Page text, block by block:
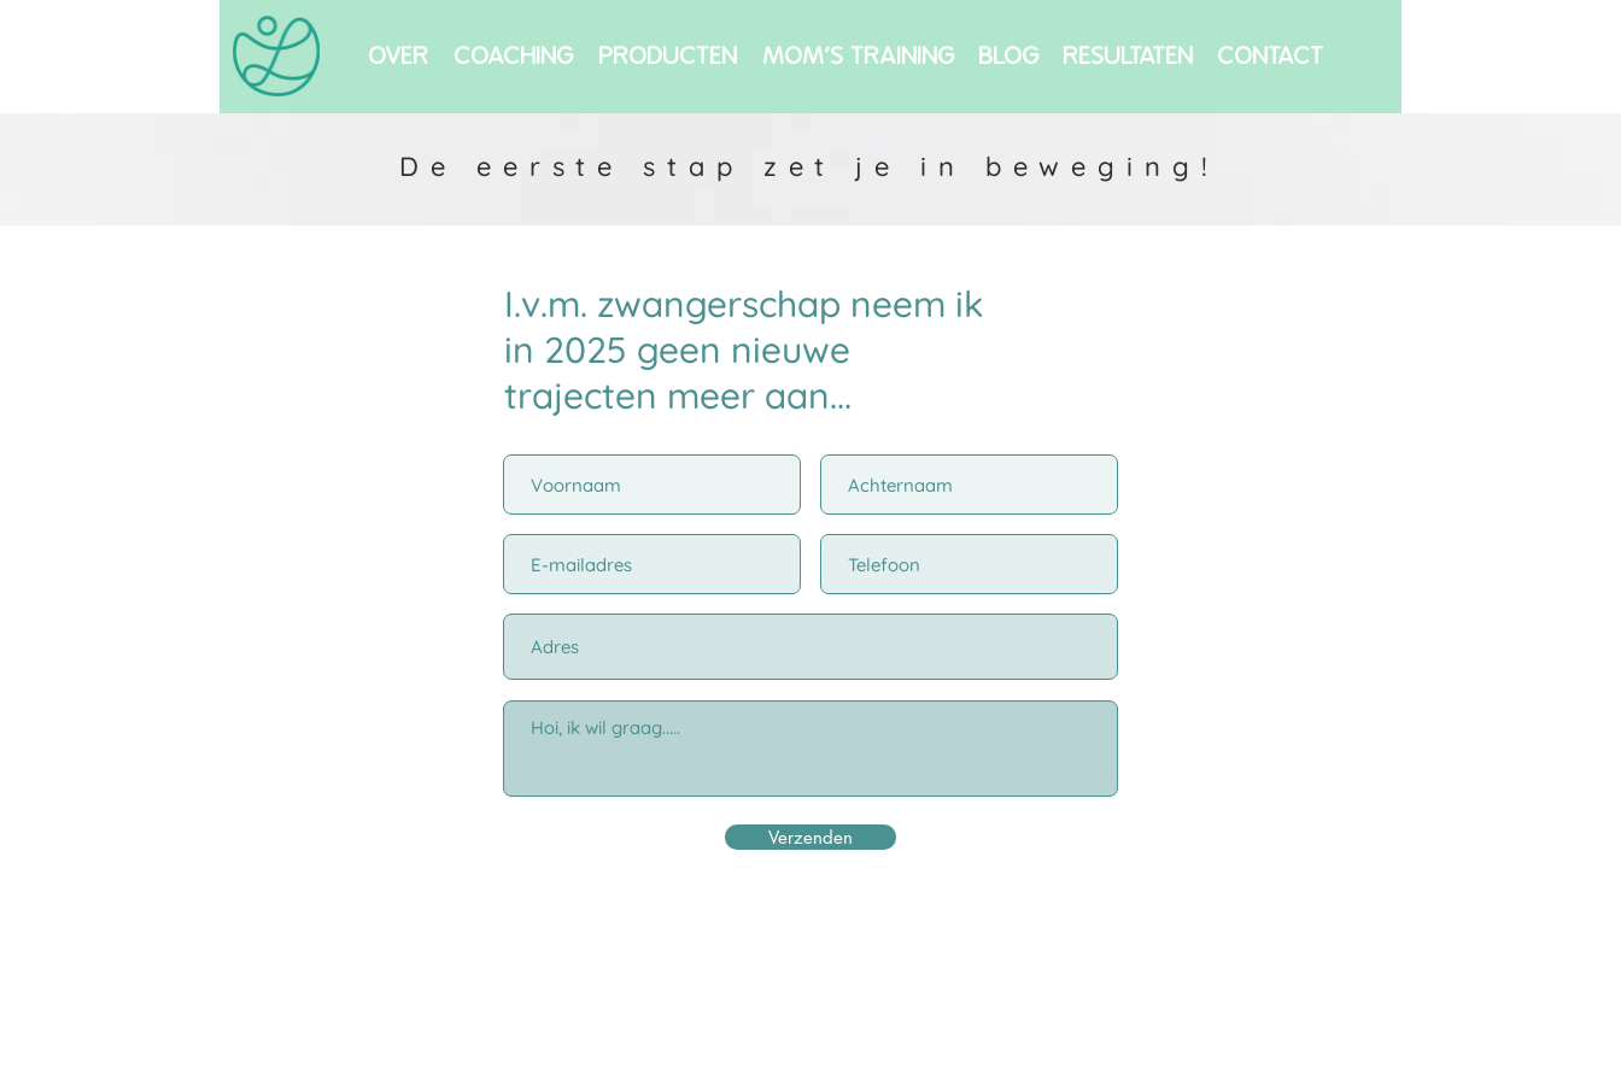
OVER COACHING PRODUCTEN MOM'S TRAINING BLOG RESULTATEN CONTACT
De eerste stap zet je in beweging!
I.v.m. zwangerschap neem ik
in 2025 geen nieuwe
trajecten meer aan...
Verzenden